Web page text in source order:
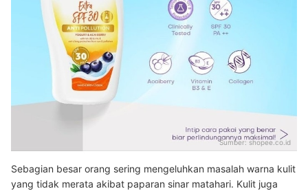
Sumber:shopee.co.id
Sebagian besar orang sering mengeluhkan masalah warna kulit
yang tidak merata akibat paparan sinar matahari. Kulit juga